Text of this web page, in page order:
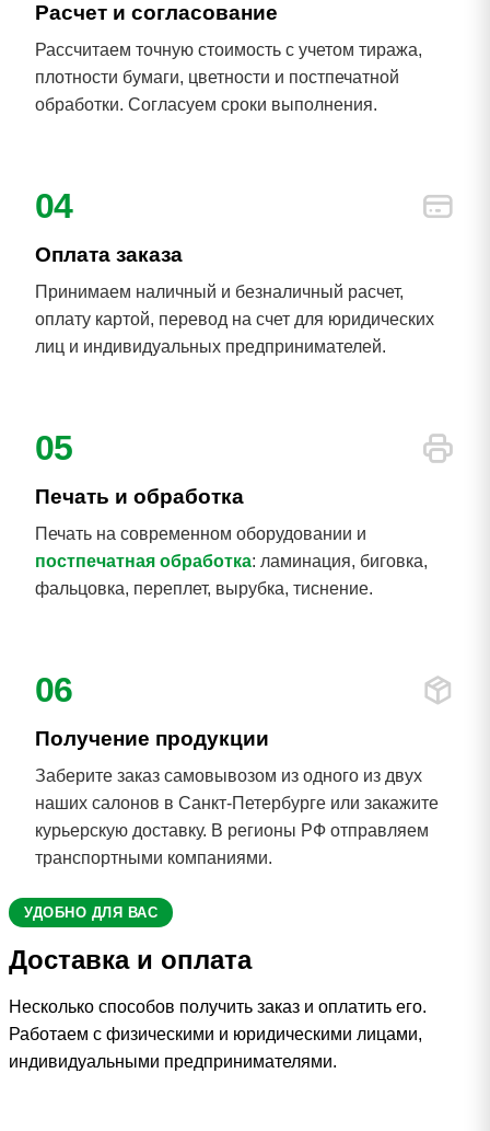
Расчет и согласование
Рассчитаем точную стоимость с учетом тиража,
плотности бумаги, цветности и постпечатной
обработки. Согласуем сроки выполнения.
04
Оплата заказа
Принимаем наличный и безналичный расчет,
оплату картой, перевод на счет для юридических
лиц и индивидуальных предпринимателей.
05
Печать и обработка
Печать на современном оборудовании и
постпечатная обработка: ламинация, биговка,
фальцовка, переплет, вырубка, тиснение.
06
Получение продукции
Заберите заказ самовывозом из одного из двух
наших салонов в Санкт-Петербурге или закажите
курьерскую доставку. В регионы РФ отправляем
транспортными компаниями.
УДОБНО ДЛЯ ВАС
Доставка и оплата
Несколько способов получить заказ и оплатить его.
Работаем с физическими и юридическими лицами,
индивидуальными предпринимателями.